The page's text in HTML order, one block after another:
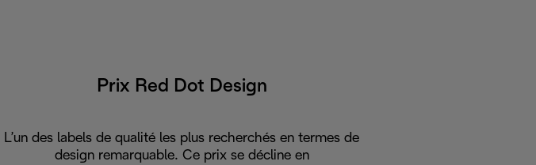
Prix Red Dot Design
L’un des labels de qualité les plus recherchés en termes de
design remarquable. Ce prix se décline en